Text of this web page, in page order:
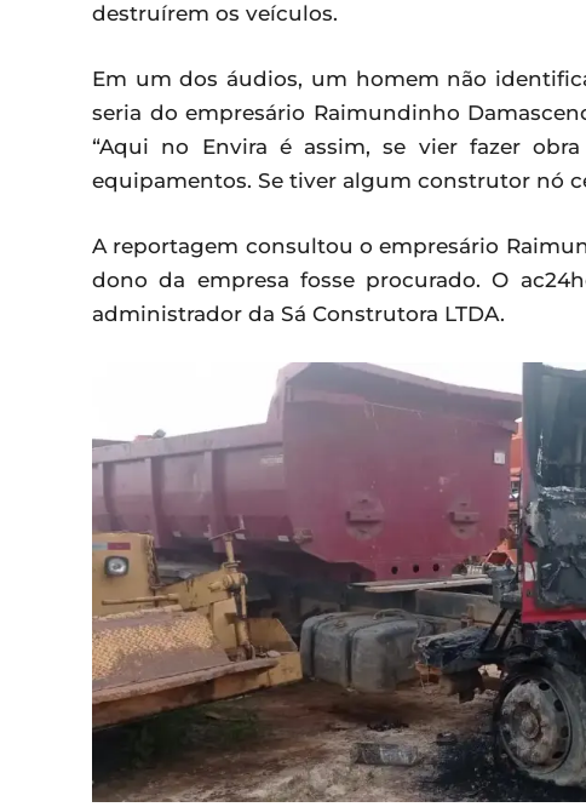
destruírem os veículos.
Em um dos áudios, um homem não
seria do empresário Raimundinho
“Aqui no Envira é assim, se vier fazer
equipamentos. Se tiver algum construtor nó
A reportagem consultou o empresário
dono da empresa fosse procurado. O
administrador da Sá Construtora LTDA.